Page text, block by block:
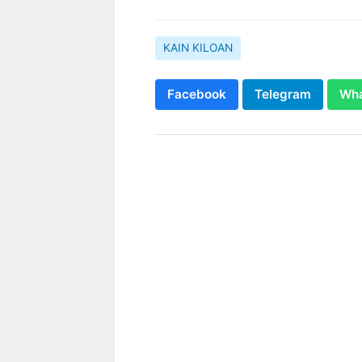
KAIN KILOAN
Facebook Telegram